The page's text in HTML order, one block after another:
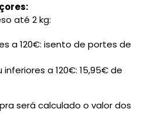
até 2 kg:
a 120€: isento de portes de
a 120€: 15,95€ de
será calculado o valor dos